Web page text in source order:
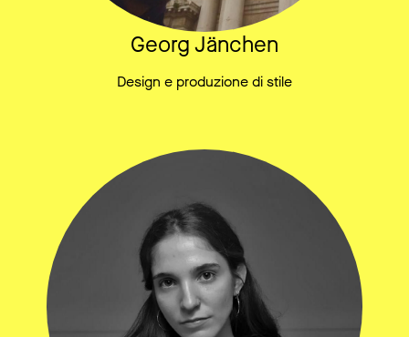
Georg Jänchen
Design e produzione di stile